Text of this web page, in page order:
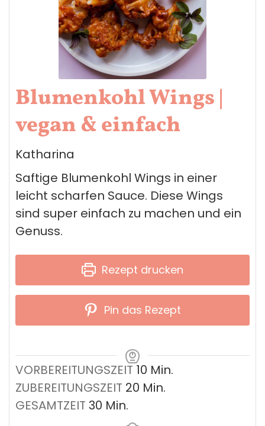
Blumenkohl Wings |
vegan & einfach
Katharina
Saftige Blumenkohl Wings in einer
leicht scharfen Sauce. Diese Wings
sind super einfach zu machen und ein
Genuss.
Rezept drucken
Pin das Rezept
VORBEREITUNGSZEIT 10 Minuten
Min.
ZUBEREITUNGSZEIT 20 Minuten
Min.
GESAMTZEIT 30 Minuten
Min.